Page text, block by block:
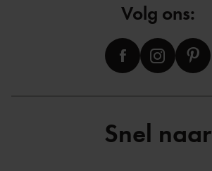
Snel naar
Volg ons: